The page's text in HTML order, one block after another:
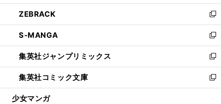
開
く
ウ
で
開
く
ン
ド
ウ
で
開
く
ウ
ィ
ン
ド
ウ
で
開
く
し
い
ウ
ィ
ン
ド
ウ
で
開
ZEBRACK
新
し
い
ウ
ィ
ン
ド
ウ
S-MANGA
新
し
い
ウ
ィ
ン
集英社ジャンプリミックス
新
し
い
ウ
集英社コミック文庫
新
し
少女マンガ